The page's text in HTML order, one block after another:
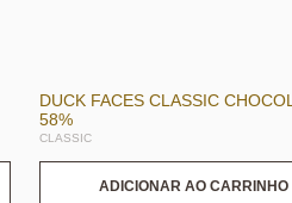
DUCK FACES CLASSIC
58%
CLASSIC
ADICIONAR AO CARRINHO